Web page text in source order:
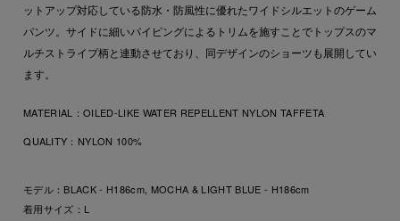
ットアップ対応している防水・防風性に優れたワイドシルエットのゲーム
パンツ。サイドに細いパイピングによるトリムを施すことでトップスのマ
ルチストライプ柄と連動させており、同デザインのショーツも展開してい
ます。
MATERIAL： OILED-LIKE WATER REPELLENT NYLON TAFFETA
QUALITY： NYLON 100%
モデル：BLACK - H186cm, MOCHA & LIGHT BLUE - H186cm
着用サイズ：L